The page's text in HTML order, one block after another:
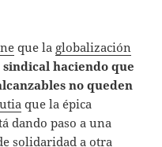
que la globalización
haciendo que
no queden
que la épica
dando paso a una
solidaridad a otra